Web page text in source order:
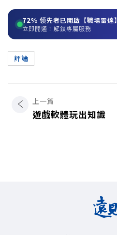
72% 領先者已開啟【職場雷達】
立即開通！解鎖專屬服務
評論
上一篇
遊戲軟體玩出知識